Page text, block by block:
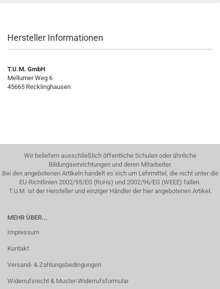
Hersteller Informationen
T.U.M. GmbH
Mellumer Weg 6
45665 Recklinghausen
Wir beliefern ausschließlich öffentliche Schulen oder ähnliche
Bildungseinrichtungen und deren Mitarbeiter.
Bei den angebotenen Artikeln handelt es sich um Lehrmittel, die nicht unter die
EU-Richtlinien 2002/95/EG (RoHs) und 2002/96/EG (WEEE) fallen.
T.U.M. ist der Hersteller und einziger Händler der hier angebotenen Artikel.
MEHR ÜBER...
Impressum
Kontakt
Versand- & Zahlungsbedingungen
Widerrufsrecht & Muster-Widerrufsformular